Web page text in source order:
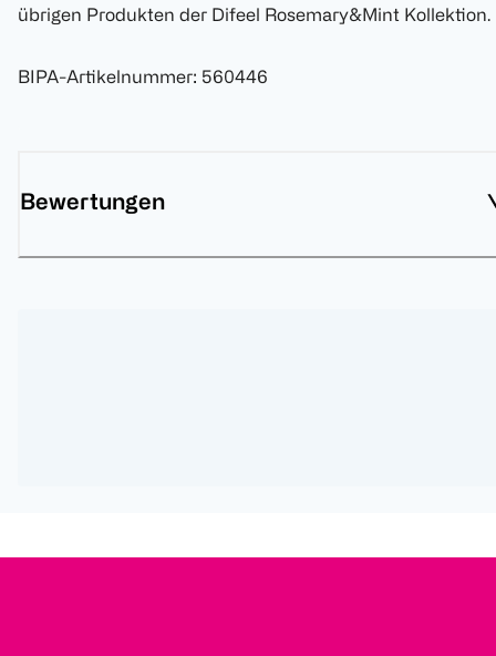
übrigen Produkten der Difeel Rosemary&Mint Kollektion.
BIPA-Artikelnummer: 560446
Bewertungen